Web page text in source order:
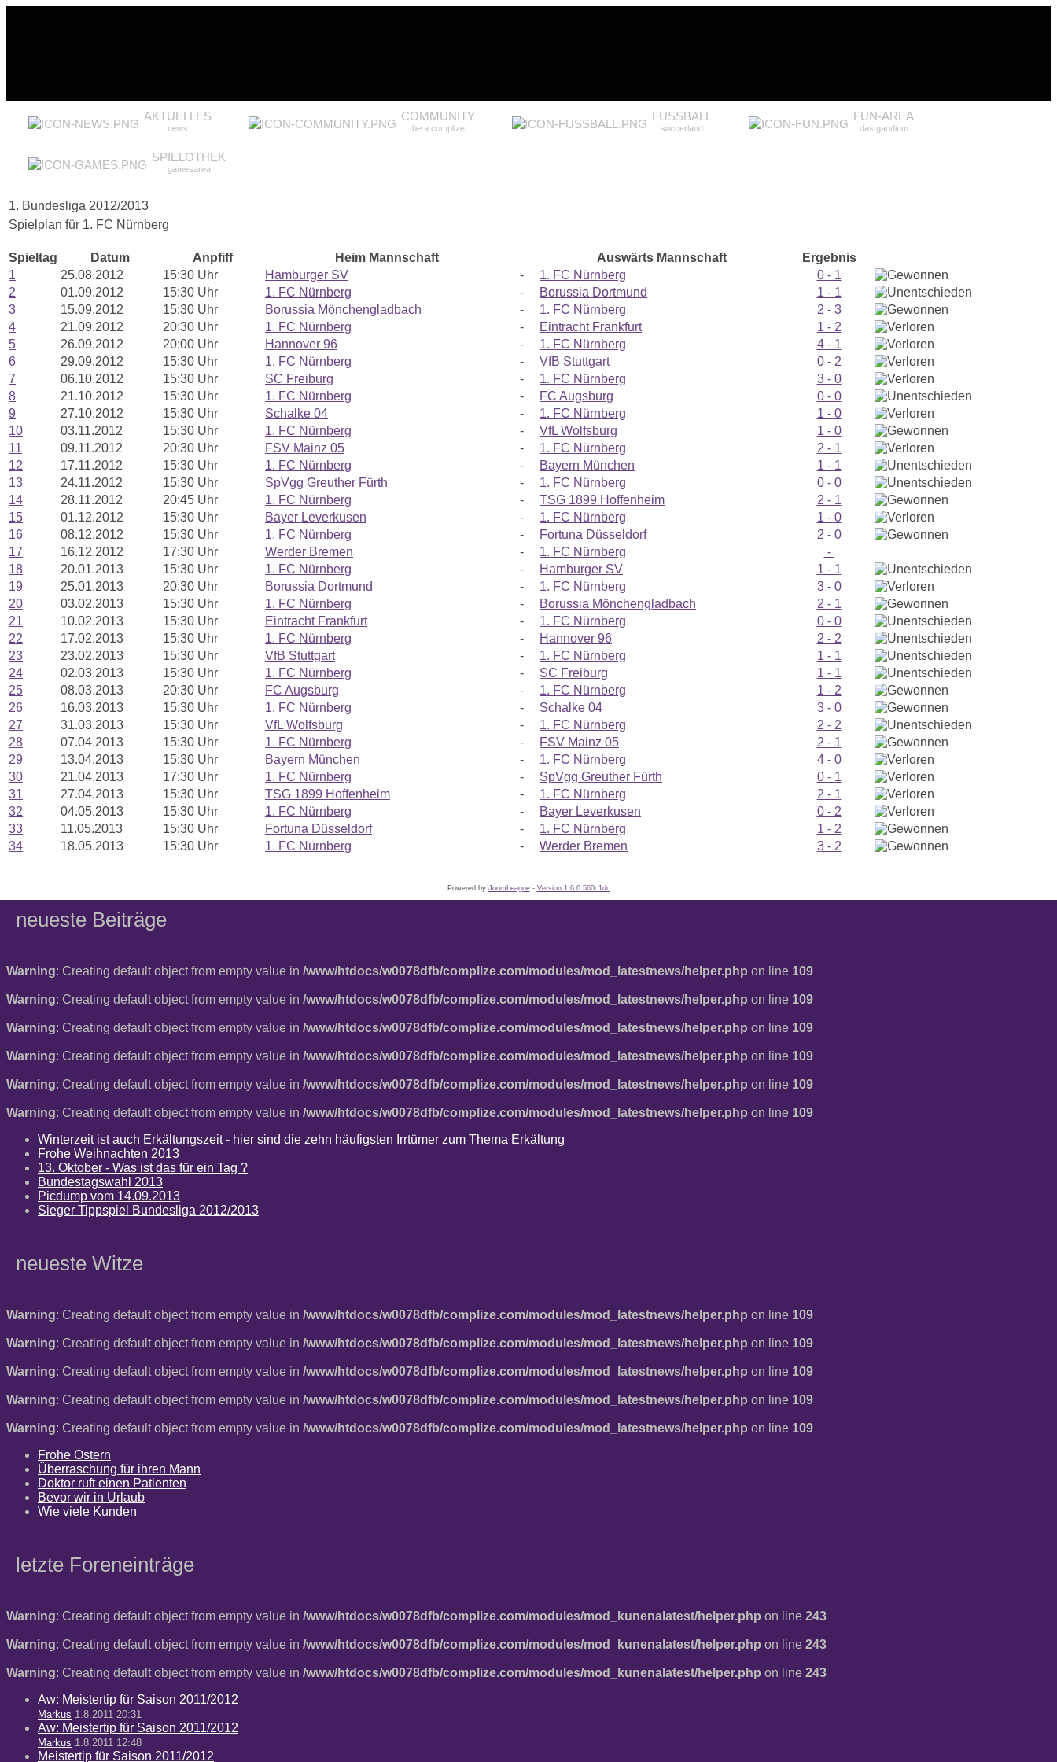
AKTUELLES
news
COMMUNITY
be a complize
FUSSBALL
soccerland
FUN-AREA
das gaudium
SPIELOTHEK
gamesarea
1. Bundesliga 2012/2013
Spielplan für 1. FC Nürnberg
Spieltag Datum Anpfiff Heim Mannschaft Auswärts Mannschaft
Ergebnis
1
25.08.2012 15:30 Uhr Hamburger SV - 1. FC Nürnberg
0 - 1
2
01.09.2012 15:30 Uhr 1. FC Nürnberg - Borussia Dortmund
1 - 1
3
15.09.2012 15:30 Uhr Borussia Mönchengladbach - 1. FC Nürnberg
2 - 3
4
21.09.2012 20:30 Uhr 1. FC Nürnberg - Eintracht Frankfurt
1 - 2
5
26.09.2012 20:00 Uhr Hannover 96 - 1. FC Nürnberg
4 - 1
6
29.09.2012 15:30 Uhr 1. FC Nürnberg - VfB Stuttgart
0 - 2
7
06.10.2012 15:30 Uhr SC Freiburg - 1. FC Nürnberg
3 - 0
8
21.10.2012 15:30 Uhr 1. FC Nürnberg - FC Augsburg
0 - 0
9
27.10.2012 15:30 Uhr Schalke 04 - 1. FC Nürnberg
1 - 0
10
03.11.2012 15:30 Uhr 1. FC Nürnberg - VfL Wolfsburg
1 - 0
11
09.11.2012 20:30 Uhr FSV Mainz 05 - 1. FC Nürnberg
2 - 1
12
17.11.2012 15:30 Uhr 1. FC Nürnberg - Bayern München
1 - 1
13
24.11.2012 15:30 Uhr SpVgg Greuther Fürth - 1. FC Nürnberg
0 - 0
14
28.11.2012 20:45 Uhr 1. FC Nürnberg - TSG 1899 Hoffenheim
2 - 1
15
01.12.2012 15:30 Uhr Bayer Leverkusen - 1. FC Nürnberg
1 - 0
16
08.12.2012 15:30 Uhr 1. FC Nürnberg - Fortuna Düsseldorf
2 - 0
17
16.12.2012 17:30 Uhr Werder Bremen - 1. FC Nürnberg
-
18
20.01.2013 15:30 Uhr 1. FC Nürnberg - Hamburger SV
1 - 1
19
25.01.2013 20:30 Uhr Borussia Dortmund - 1. FC Nürnberg
3 - 0
20
03.02.2013 15:30 Uhr 1. FC Nürnberg - Borussia Mönchengladbach
2 - 1
21
10.02.2013 15:30 Uhr Eintracht Frankfurt - 1. FC Nürnberg
0 - 0
22
17.02.2013 15:30 Uhr 1. FC Nürnberg - Hannover 96
2 - 2
23
23.02.2013 15:30 Uhr VfB Stuttgart - 1. FC Nürnberg
1 - 1
24
02.03.2013 15:30 Uhr 1. FC Nürnberg - SC Freiburg
1 - 1
25
08.03.2013 20:30 Uhr FC Augsburg - 1. FC Nürnberg
1 - 2
26
16.03.2013 15:30 Uhr 1. FC Nürnberg - Schalke 04
3 - 0
27
31.03.2013 15:30 Uhr VfL Wolfsburg - 1. FC Nürnberg
2 - 2
28
07.04.2013 15:30 Uhr 1. FC Nürnberg - FSV Mainz 05
2 - 1
29
13.04.2013 15:30 Uhr Bayern München - 1. FC Nürnberg
4 - 0
30
21.04.2013 17:30 Uhr 1. FC Nürnberg - SpVgg Greuther Fürth
0 - 1
31
27.04.2013 15:30 Uhr TSG 1899 Hoffenheim - 1. FC Nürnberg
2 - 1
32
04.05.2013 15:30 Uhr 1. FC Nürnberg - Bayer Leverkusen
0 - 2
33
11.05.2013 15:30 Uhr Fortuna Düsseldorf - 1. FC Nürnberg
1 - 2
34
18.05.2013 15:30 Uhr 1. FC Nürnberg - Werder Bremen 3 - 2
:: Powered by JoomLeague- Version 1.6.0.560c1dc ::
neueste Beiträge
Warning: Creating default object from empty value in /www/htdocs/w0078dfb/complize.com/modules/mod_latestnews/helper.php on line 109
Warning: Creating default object from empty value in /www/htdocs/w0078dfb/complize.com/modules/mod_latestnews/helper.php on line 109
Warning: Creating default object from empty value in /www/htdocs/w0078dfb/complize.com/modules/mod_latestnews/helper.php on line 109
Warning: Creating default object from empty value in /www/htdocs/w0078dfb/complize.com/modules/mod_latestnews/helper.php on line 109
Warning: Creating default object from empty value in /www/htdocs/w0078dfb/complize.com/modules/mod_latestnews/helper.php on line 109
Warning: Creating default object from empty value in /www/htdocs/w0078dfb/complize.com/modules/mod_latestnews/helper.php on line 109
Winterzeit ist auch Erkältungszeit - hier sind die zehn häufigsten Irrtümer zum Thema Erkältung
Frohe Weihnachten 2013
13. Oktober - Was ist das für ein Tag ?
Bundestagswahl 2013
Picdump vom 14.09.2013
Sieger Tippspiel Bundesliga 2012/2013
neueste Witze
Warning: Creating default object from empty value in /www/htdocs/w0078dfb/complize.com/modules/mod_latestnews/helper.php on line 109
Warning: Creating default object from empty value in /www/htdocs/w0078dfb/complize.com/modules/mod_latestnews/helper.php on line 109
Warning: Creating default object from empty value in /www/htdocs/w0078dfb/complize.com/modules/mod_latestnews/helper.php on line 109
Warning: Creating default object from empty value in /www/htdocs/w0078dfb/complize.com/modules/mod_latestnews/helper.php on line 109
Warning: Creating default object from empty value in /www/htdocs/w0078dfb/complize.com/modules/mod_latestnews/helper.php on line 109
Frohe Ostern
Überraschung für ihren Mann
Doktor ruft einen Patienten
Bevor wir in Urlaub
Wie viele Kunden
letzte Foreneinträge
Warning: Creating default object from empty value in /www/htdocs/w0078dfb/complize.com/modules/mod_kunenalatest/helper.php on line 243
Warning: Creating default object from empty value in /www/htdocs/w0078dfb/complize.com/modules/mod_kunenalatest/helper.php on line 243
Warning: Creating default object from empty value in /www/htdocs/w0078dfb/complize.com/modules/mod_kunenalatest/helper.php on line 243
Aw: Meistertip für Saison 2011/2012
Markus 1.8.2011 20:31
Aw: Meistertip für Saison 2011/2012
Markus 1.8.2011 12:48
Meistertip für Saison 2011/2012